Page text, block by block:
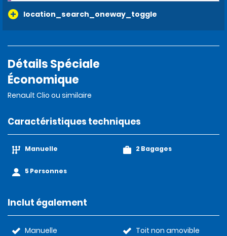
location_search_oneway_toggle
Détails Spéciale
Économique
Renault Clio ou similaire
Caractéristiques techniques
Manuelle
5 Personnes
2 Bagages
Inclut également
Manuelle
Toit non amovible